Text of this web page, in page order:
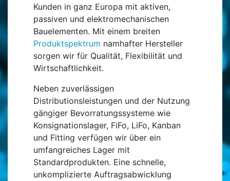
Kunden in ganz Europa mit aktiven,
passiven und elektromechanischen
Bauelementen. Mit einem breiten
Produktspektrum namhafter Hersteller
sorgen wir für Qualität, Flexibilität und
Wirtschaftlichkeit.
Neben zuverlässigen
Distributionsleistungen und der Nutzung
gängiger Bevorratungssysteme wie
Konsignationslager, FiFo, LiFo, Kanban
und Fitting verfügen wir über ein
umfangreiches Lager mit
Standardprodukten. Eine schnelle,
unkomplizierte Auftragsabwicklung